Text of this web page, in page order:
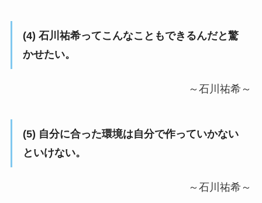
(4) 石川祐希ってこんなこともできるんだと驚
かせたい。
～石川祐希～
(5) 自分に合った環境は自分で作っていかない
といけない。
～石川祐希～